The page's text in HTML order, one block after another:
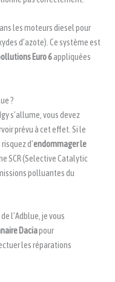
les moteurs diesel pour
d’azote). Ce système est
Euro 6appliquées
?
s’allume, vous devez
prévu à cet effet. Si le
d’endommager le
SCR (Selective Catalytic
polluantes du
l’Adblue, je vous
Daciapour
les réparations